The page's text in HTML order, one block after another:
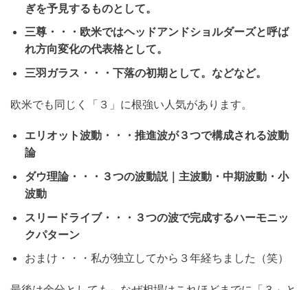
ぎを予見するものとして。
三尊・・・欧米ではヘッドアンドショルダーズと呼ば
れ方向変化の代表格として。
三羽ガラス・・・下落の初期として。などなど。
欧米でも同じく「３」に根強い人気があります。
エリオット波動・・・推進波が３つで構成される波動
論
ダウ理論・・・３つの波動説｜主波動・中期波動・小
波動
スリードライブ・・・３つの波で完成するハーモニッ
クパターン
おまけ・・・私が独立してから３年経ちました（笑）